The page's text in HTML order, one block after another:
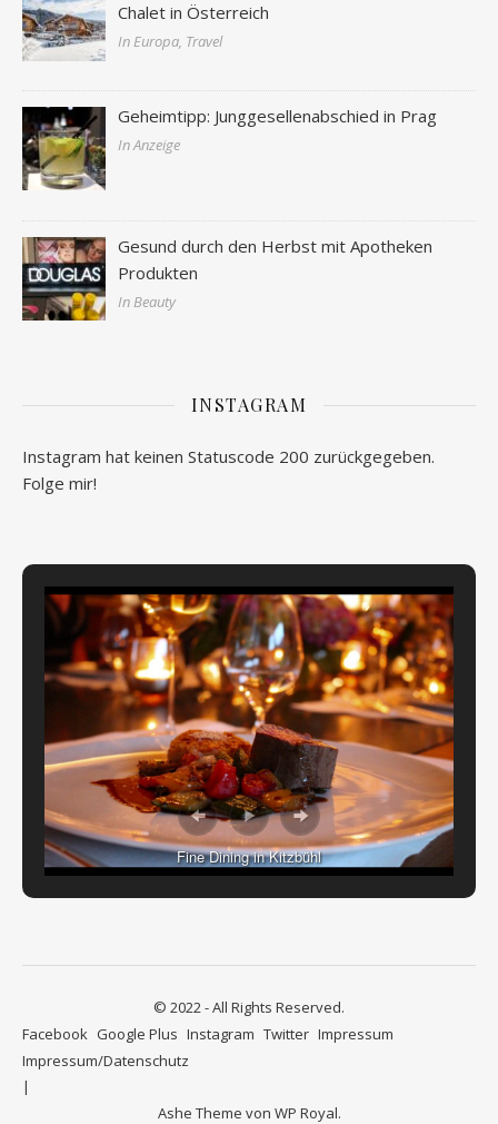
Chalet in Österreich
In Europa, Travel
Geheimtipp: Junggesellenabschied in Prag
In Anzeige
Gesund durch den Herbst mit Apotheken
Produkten
In Beauty
INSTAGRAM
Instagram hat keinen Statuscode 200 zurückgegeben.
Folge mir!
Fine Dining in Kitzbühl
© 2022 - All Rights Reserved.
Facebook Google Plus Instagram Twitter Impressum
Impressum/Datenschutz
Ashe Theme von WP Royal.